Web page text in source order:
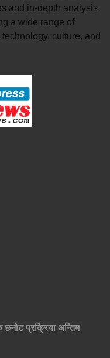
and in-depth analysis
a wide range of
culture, and
छनोट प्रक्रिया अन्तिम